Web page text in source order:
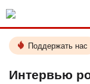
Поддержать нас
Интервью